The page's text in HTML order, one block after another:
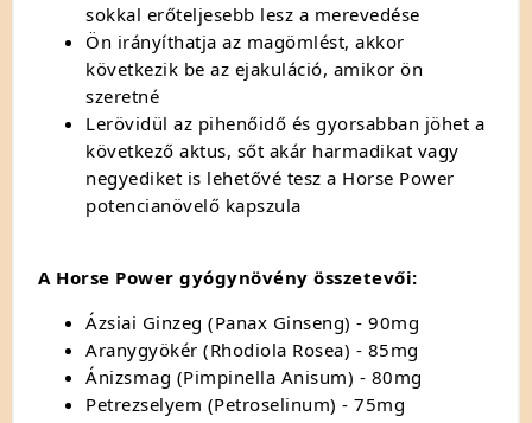
sokkal erőteljesebb lesz a merevedése
Ön irányíthatja az magömlést, akkor
következik be az ejakuláció, amikor ön
szeretné
Lerövidül az pihenőidő és gyorsabban jöhet a
következő aktus, sőt akár harmadikat vagy
negyediket is lehetővé tesz a Horse Power
potencianövelő kapszula
A Horse Power gyógynövény összetevői:
Ázsiai Ginzeg (Panax Ginseng) - 90mg
Aranygyökér (Rhodiola Rosea) - 85mg
Ánizsmag (Pimpinella Anisum) - 80mg
Petrezselyem (Petroselinum) - 75mg